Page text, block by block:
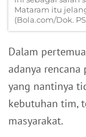
Mataram itu
(Bola.com/Dok.
Dalam
adanya
yang nantinya
kebutuhan tim,
masyarakat.